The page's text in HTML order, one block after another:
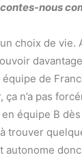
nous
choix de vie.
de
n’a pas
équipe B
à trouver
donc